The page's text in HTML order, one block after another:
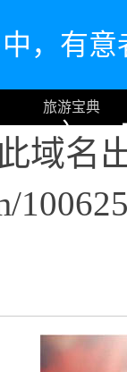
，有
）
旅游宝典
域名